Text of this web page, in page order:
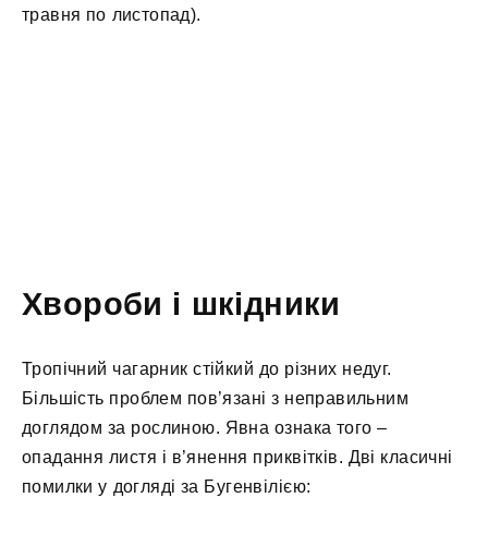
травня по листопад).
Хвороби і шкідники
Тропічний чагарник стійкий до різних недуг.
Більшість проблем пов’язані з неправильним
доглядом за рослиною. Явна ознака того –
опадання листя і в’янення приквітків. Дві класичні
помилки у догляді за Бугенвілією: